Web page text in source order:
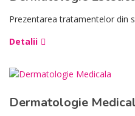
Prezentarea tratamentelor din
Detalii
Dermatologie